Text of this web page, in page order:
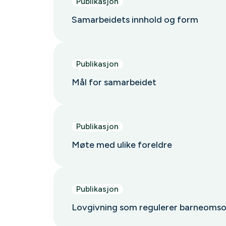
Samarbeidets innhold og form
Publikasjon
Mål for samarbeidet
Publikasjon
Møte med ulike foreldre
Publikasjon
Lovgivning som regulerer